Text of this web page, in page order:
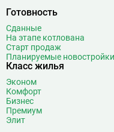
Готовность
Сданные
На этапе котлована
Старт продаж
Планируемые новостройки
Класс жилья
Эконом
Комфорт
Бизнес
Премиум
Элит